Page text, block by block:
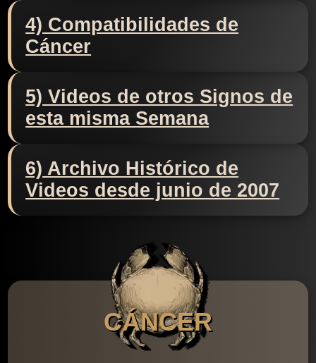
4) Compatibilidades de
Cáncer
5) Videos de otros Signos de
esta misma Semana
6) Archivo Histórico de
Videos desde junio de 2007
CÁNCER